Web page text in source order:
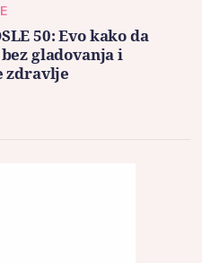
50: Evo kako da
gladovanja i
zdravlje